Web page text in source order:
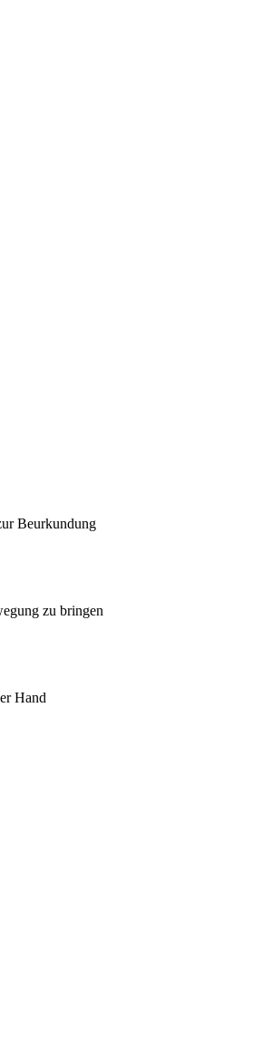
Beurkundung
zu bringen
Hand